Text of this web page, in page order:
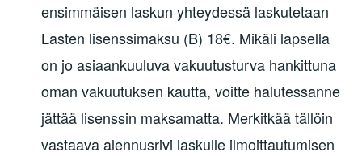
ensimmäisen laskun yhteydessä laskutetaan
Lasten lisenssimaksu (B) 18€. Mikäli lapsella
on jo asiaankuuluva vakuutusturva hankittuna
oman vakuutuksen kautta, voitte halutessanne
jättää lisenssin maksamatta. Merkitkää tällöin
vastaava alennusrivi laskulle ilmoittautumisen